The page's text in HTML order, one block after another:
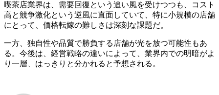
喫茶店業界は、需要回復という追い風を受けつつも、コスト
高と競争激化という逆風に直面していて、特に小規模の店舗
にとって、価格転嫁の難しさは深刻な課題だ。
一方、独自性や品質で勝負する店舗が光を放つ可能性もあ
る。今後は、経営戦略の違いによって、業界内での明暗がよ
り一層、はっきりと分かれると予想される。